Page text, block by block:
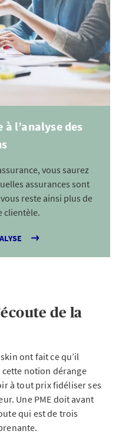
à l’analyse des
vous saurez
assurances sont
reste ainsi plus de
clientèle.
de la
ont fait ce qu’il
notion dérange
à tout prix fidéliser ses
Une PME doit avant
qui est de trois